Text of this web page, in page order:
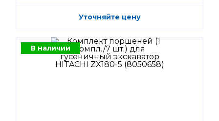
Уточняйте цену
В наличии